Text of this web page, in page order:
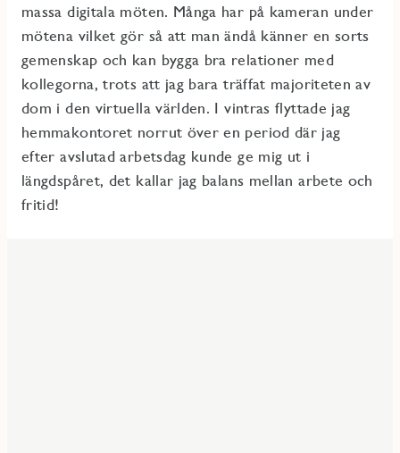
massa digitala möten. Många har på kameran under
mötena vilket gör så att man ändå känner en sorts
gemenskap och kan bygga bra relationer med
kollegorna, trots att jag bara träffat majoriteten av
dom i den virtuella världen. I vintras flyttade jag
hemmakontoret norrut över en period där jag
efter avslutad arbetsdag kunde ge mig ut i
längdspåret, det kallar jag balans mellan arbete och
fritid!